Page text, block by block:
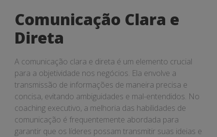
Comunicação Clara e
Direta
A comunicação clara e direta é um elemento crucial
para a objetividade nos negócios. Ela envolve a
transmissão de informações de maneira precisa e
concisa, evitando ambiguidades e mal-entendidos. No
coaching executivo, a melhoria das habilidades de
comunicação é frequentemente abordada para
garantir que os líderes possam transmitir suas ideias e